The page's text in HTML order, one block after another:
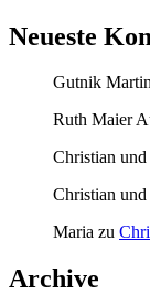
Neueste
Gutnik
Ruth Maier
Christian
Christian
Maria zu
Archive